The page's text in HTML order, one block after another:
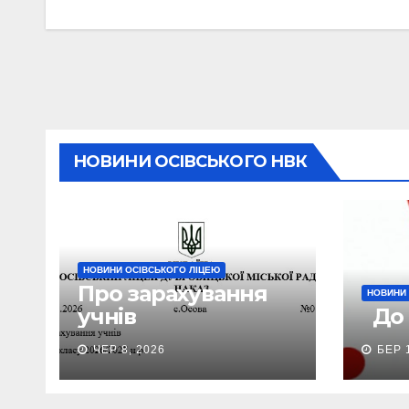
НОВИНИ ОСІВСЬКОГО НВК
НОВИНИ ОСІВСЬКОГО ЛІЦЕЮ
Про зарахування
учнів
ЧЕР 8, 2026
НОВИНИ
До
БЕР